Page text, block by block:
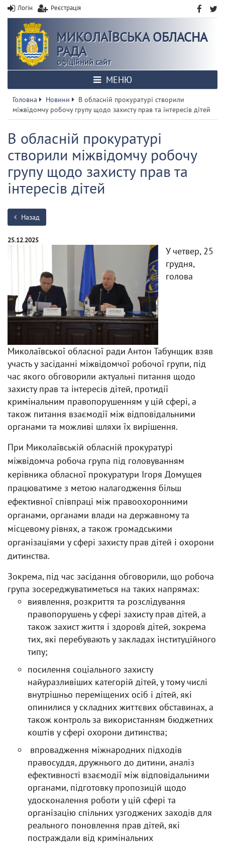
Логін Реєстрація
МИКОЛАЇВСЬКА ОБЛАСНА
РАДА
офіційний сайт
МЕНЮ
Головна Новини
В обласній прокуратурі створили
міжвідомчу робочу групу щодо захисту прав та інтересів дітей
В обласній прокуратурі
створили міжвідомчу робочу
групу щодо захисту прав та
інтересів дітей
Назад
25.12.2025
У четвер, 25
грудня,
голова
Миколаївської обласної ради Антон Табунщик взяв
участь у засіданні міжвідомчої робочої групи, під
час якого обговорили актуальні питання щодо
захисту прав та інтересів дітей, протидії
кримінальним правопорушенням у цій сфері, а
також питання взаємодії між відповідальними
органами та можливі шляхи їх вирішення.
При Миколаївській обласній прокуратурі
міжвідомча робоча група під головуванням
керівника обласної прокуратури Ігоря Домущея
працюватиме з метою налагодження більш
ефективної співпраці між правоохоронними
органами, органами влади на державному та
місцевому рівнях, а також громадськими
організаціями у сфері захисту прав дітей і охорони
дитинства.
Зокрема, під час засідання обговорили, що робоча
група зосереджуватиметься на таких напрямах:
виявлення, розкриття та розслідування
правопорушень у сфері захисту прав дітей, а
також захист життя і здоров’я дітей, зокрема
тих, які перебувають у закладах інституційного
типу;
посилення соціального захисту
найуразливіших категорій дітей, у тому числі
внутрішньо переміщених осіб і дітей, які
опинилися у складних життєвих обставинах, а
також контроль за використанням бюджетних
коштів у сфері охорони дитинства;
впровадження міжнародних підходів
правосуддя, дружнього до дитини, аналіз
ефективності взаємодії між відповідальними
органами, підготовку пропозицій щодо
удосконалення роботи у цій сфері та
організацію спільних узгоджених заходів для
реального поновлення прав дітей, які
постраждали від кримінальних